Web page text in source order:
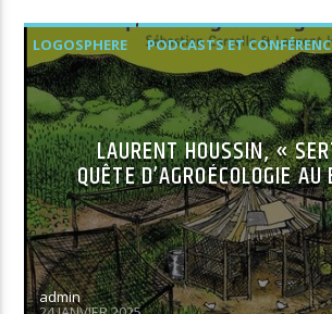
LOGOSPHERE PODCASTS ET
LAURENT HOUSSIN, «
QUÊTE D’AGROÉCOLOGIE
admin